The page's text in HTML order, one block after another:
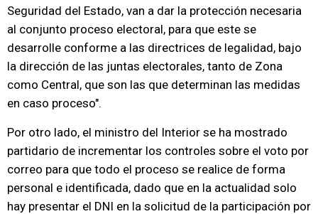
Seguridad del Estado, van a dar la protección necesaria
al conjunto proceso electoral, para que este se
desarrolle conforme a las directrices de legalidad, bajo
la dirección de las juntas electorales, tanto de Zona
como Central, que son las que determinan las medidas
en caso proceso".
Por otro lado, el ministro del Interior se ha mostrado
partidario de incrementar los controles sobre el voto por
correo para que todo el proceso se realice de forma
personal e identificada, dado que en la actualidad solo
hay presentar el DNI en la solicitud de la participación por